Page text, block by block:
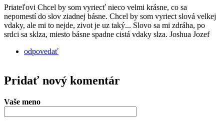
Priateľovi Chcel by som vyriecť nieco velmi krásne, co sa
nepomestí do slov ziadnej básne. Chcel by som vyriect slová velkej
vdaky, ale mi to nejde, zivot je uz taký... Slovo sa mi zdráha, po
srdci sa sklza, miesto básne spadne cistá vdaky slza. Joshua Jozef
odpovedať
Pridať nový komentár
Vaše meno